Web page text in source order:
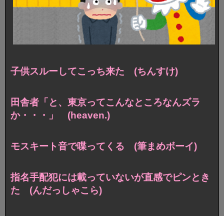
子供スルーしてこっち来た (ちんすけ)
田舎者「と、東京ってこんなところなんズラ
か・・・」 (heaven.)
モスキート音で喋ってくる (筆まめボーイ)
指名手配犯には載っていないが直感でピンとき
た (んだっしゃこら)